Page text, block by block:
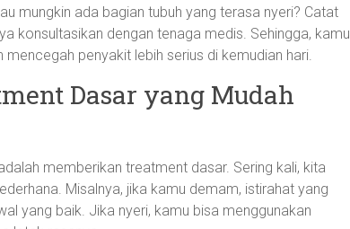
mungkin ada bagian tubuh yang terasa nyeri? Catat
konsultasikan dengan tenaga medis. Sehingga, kamu
penyakit lebih serius di kemudian hari.
Dasar yang Mudah
memberikan treatment dasar. Sering kali, kita
Misalnya, jika kamu demam, istirahat yang
yang baik. Jika nyeri, kamu bisa menggunakan